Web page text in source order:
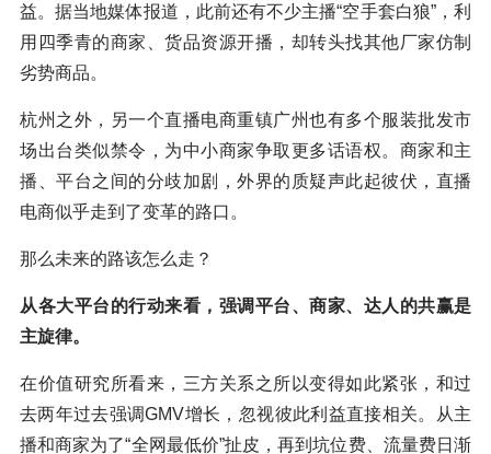
益。据当地媒体报道，此前还有不少主播“空手套白狼”，利
用四季青的商家、货品资源开播，却转头找其他厂家仿制
劣势商品。
杭州之外，另一个直播电商重镇广州也有多个服装批发市
场出台类似禁令，为中小商家争取更多话语权。商家和主
播、平台之间的分歧加剧，外界的质疑声此起彼伏，直播
电商似乎走到了变革的路口。
那么未来的路该怎么走？
从各大平台的行动来看，强调平台、商家、达人的共赢是
主旋律。
在价值研究所看来，三方关系之所以变得如此紧张，和过
去两年过去强调GMV增长，忽视彼此利益直接相关。从主
播和商家为了“全网最低价”扯皮，再到坑位费、流量费日渐